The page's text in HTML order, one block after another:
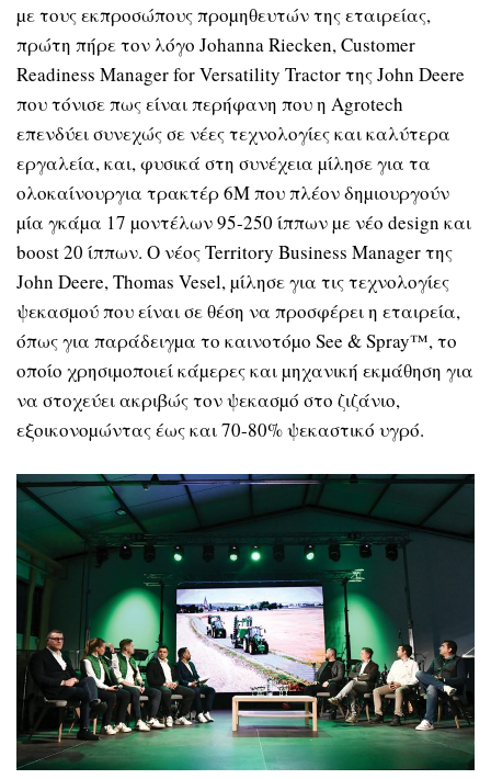
µε τους εκπροσώπους προµηθευτών της εταιρείας,
πρώτη πήρε τον λόγο Johanna Riecken, Customer
Readiness Manager for Versatility Tractor της John Deere
που τόνισε πως είναι περήφανη που η Agrotech
επενδύει συνεχώς σε νέες τεχνολογίες και καλύτερα
εργαλεία, και, φυσικά στη συνέχεια µίλησε για τα
ολοκαίνουργια τρακτέρ 6M που πλέον δηµιουργούν
µία γκάµα 17 µοντέλων 95-250 ίππων µε νέο design και
boost 20 ίππων. Ο νέος Territory Business Manager της
John Deere, Thomas Vesel, µίλησε για τις τεχνολογίες
ψεκασµού που είναι σε θέση να προσφέρει η εταιρεία,
όπως για παράδειγµα το καινοτόµο See & Spray™, το
οποίο χρησιµοποιεί κάµερες και µηχανική εκµάθηση για
να στοχεύει ακριβώς τον ψεκασµό στο ζιζάνιο,
εξοικονοµώντας έως και 70-80% ψεκαστικό υγρό.